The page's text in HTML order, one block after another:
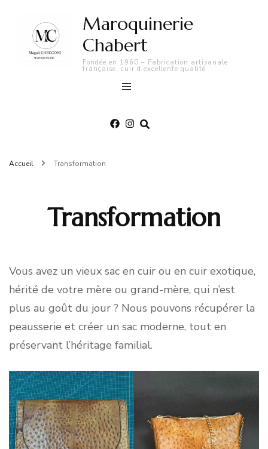
Maroquinerie
Chabert
Fondée en 1960 – Fabrication artisanale
française, cuir d’excellente qualité
Accueil Transformation
Transformation
Vous avez un vieux sac en cuir ou en cuir exotique,
hérité de votre mère ou grand-mère, qui n’est
plus au goût du jour ? Nous pouvons récupérer la
peausserie et créer un sac moderne, tout en
préservant l’héritage familial.